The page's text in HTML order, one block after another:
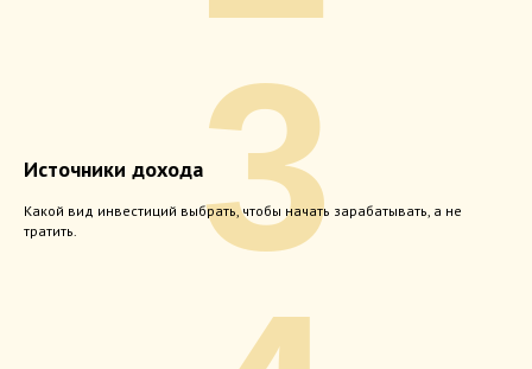
Источники дохода
Какой вид инвестиций выбрать, чтобы начать зарабатывать, а не
тратить.
3